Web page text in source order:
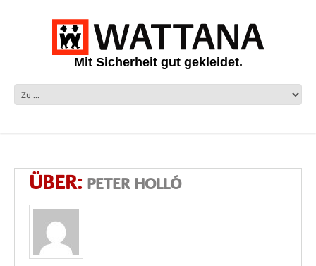
Mit Sicherheit gut gekleidet.
ÜBER: PETER HOLLÓ